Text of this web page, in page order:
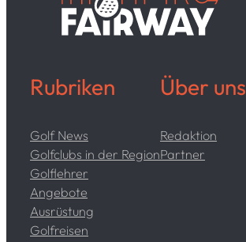
Rubriken
Golf News
Golfclubs in der Region
Golflehrer
Angebote
Ausrüstung
Golfreisen
Über uns
Redaktion
Partner